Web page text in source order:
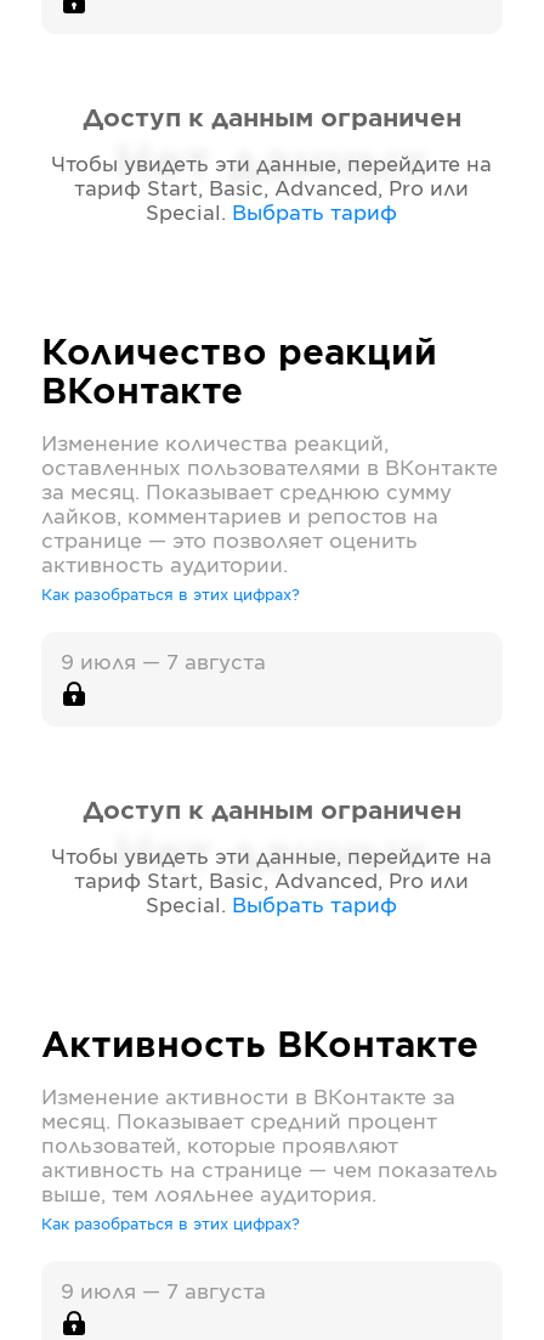
Нет данных
Доступ к данным ограничен
Чтобы увидеть эти данные, перейдите на
тариф Start, Basic, Advanced, Pro или
Special . Выбрать тариф
Количество реакций
ВКонтакте
Изменение количества реакций,
оставленных пользователями в ВКонтакте
за месяц. Показывает среднюю сумму
лайков, комментариев и репостов на
странице — это позволяет оценить
активность аудитории.
Как разобраться в этих цифрах?
9 июля — 7 августа
Нет данных
Доступ к данным ограничен
Чтобы увидеть эти данные, перейдите на
тариф Start, Basic, Advanced, Pro или
Special . Выбрать тариф
Активность ВКонтакте
Изменение активности в ВКонтакте за
месяц. Показывает средний процент
пользоватей, которые проявляют
активность на странице — чем показатель
выше, тем лояльнее аудитория.
Как разобраться в этих цифрах?
9 июля — 7 августа